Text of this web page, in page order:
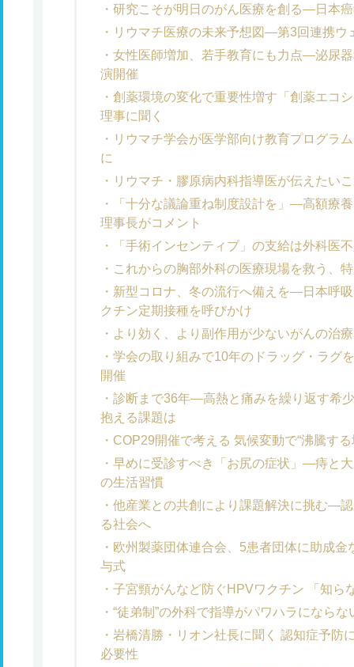
研究こそが明日のがん医療を創る―日本
リウマチ医療の未来予想図―第3回連携ウ
女性医師増加、若手教育にも力点―泌尿
演開催
創薬環境の変化で重要性増す「創薬エコ
理事に聞く
リウマチ学会が医学部向け教育プログラ
に
リウマチ・膠原病内科指導医が伝えたい
「十分な議論重ね制度設計を」―高額療
理事長がコメント
「手術インセンティブ」の支給は外科医
これからの胸部外科の医療現場を救う、
新型コロナ、冬の流行へ備えを―日本呼
クチン定期接種を呼びかけ
より効く、より副作用が少ないがんの治
学会の取り組みで10年のドラッグ・ラ
開催
診断まで36年―高熱と痛みを繰り返す希
抱える課題は
COP29開催で考える 気候変動で“沸騰す
早めに受診すべき「お尻の症状」―痔と
の生活習慣
他産業との共創により課題解決に挑む―
る社会へ
欧州製薬団体連合会、5患者団体に助成
与式
子宮頸がんなど防ぐHPVワクチン 「知ら
“徒弟制”の外科で指導がパワハラになら
岩橋清勝・リオン社長に聞く 認知症予
必要性